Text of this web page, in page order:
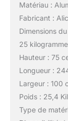
Matériau :
Fabricant :
Dimensions
25
Hauteur : 75
Longueur :
Largeur : 100
Poids : 25,4
Type de